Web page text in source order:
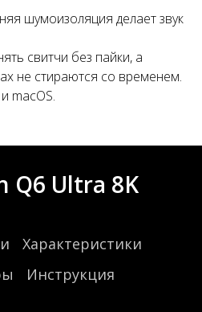
шумоизоляция делает звук
свитчи без пайки, а
не стираются со временем.
macOS.
Q6 Ultra 8K
Характеристики
Инструкция